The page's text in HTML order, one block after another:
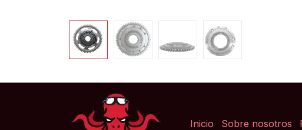
Inicio Sobre nosotros